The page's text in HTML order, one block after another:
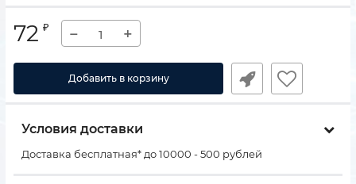
72 ₽ − +
Добавить в корзину
Условия доставки
Доставка бесплатная* до 10000 - 500 рублей